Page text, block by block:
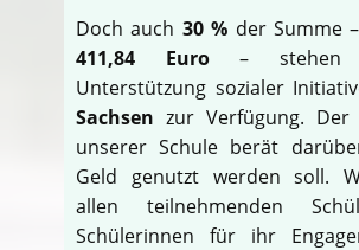
Doch auch 30 % der Summe
411,84 Euro– stehen
Unterstützung sozialer
Sachsen zur Verfügung. Der
unserer Schule berät
Geld genutzt werden soll.
allen teilnehmenden
Schülerinnen für ihr